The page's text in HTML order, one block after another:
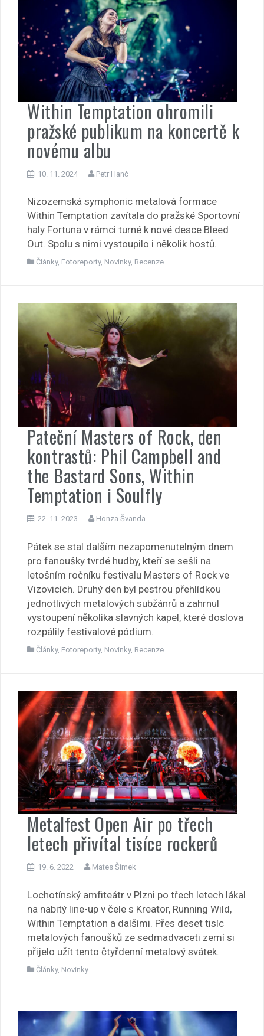
Within Temptation ohromili
pražské publikum na koncertě k
novému albu
10. 11. 2024 Petr Hanč
Nizozemská symphonic metalová formace
Within Temptation zavítala do pražské Sportovní
haly Fortuna v rámci turné k nové desce Bleed
Out. Spolu s nimi vystoupilo i několik hostů.
Články, Fotoreporty, Novinky, Recenze
Pateční Masters of Rock, den
kontrastů: Phil Campbell and
the Bastard Sons, Within
Temptation i Soulfly
22. 11. 2023 Honza Švanda
Pátek se stal dalším nezapomenutelným dnem
pro fanoušky tvrdé hudby, kteří se sešli na
letošním ročníku festivalu Masters of Rock ve
Vizovicích. Druhý den byl pestrou přehlídkou
jednotlivých metalových subžánrů a zahrnul
vystoupení několika slavných kapel, které doslova
rozpálily festivalové pódium.
Články, Fotoreporty, Novinky, Recenze
Metalfest Open Air po třech
letech přivítal tisíce rockerů
19. 6. 2022 Mates Šimek
Lochotínský amfiteátr v Plzni po třech letech lákal
na nabitý line-up v čele s Kreator, Running Wild,
Within Temptation a dalšími. Přes deset tisíc
metalových fanoušků ze sedmadvaceti zemí si
přijelo užít tento čtyřdenní metalový svátek.
Články, Novinky